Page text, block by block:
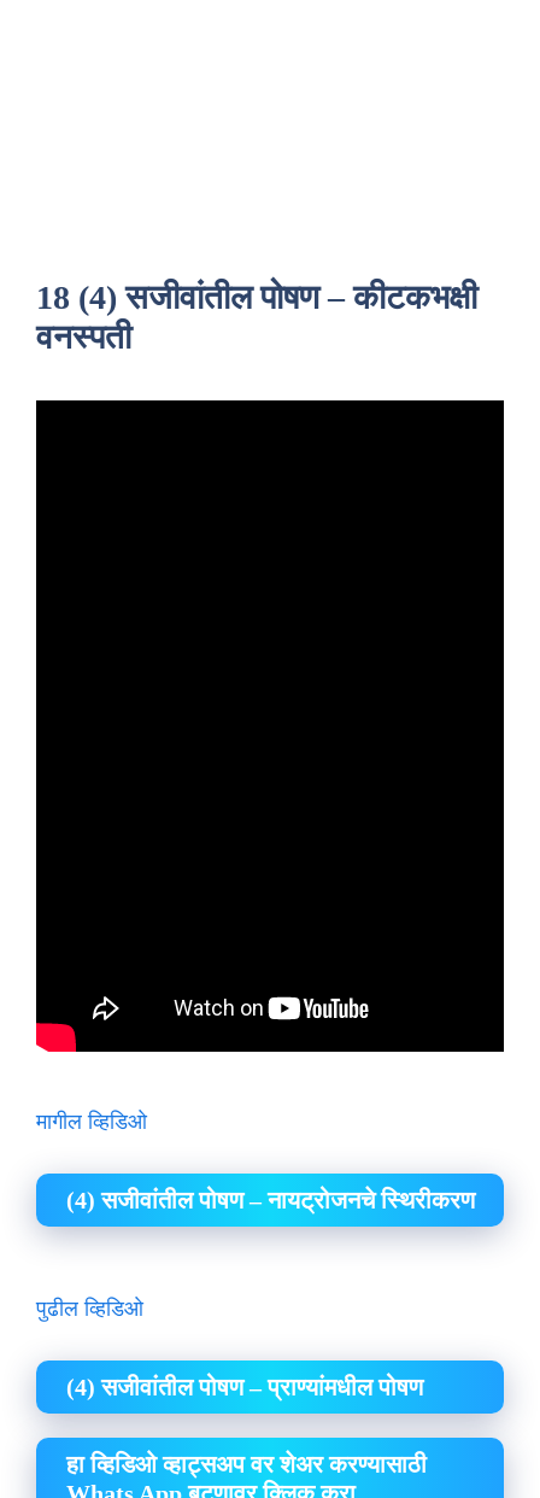
18 (4) सजीवांतील पोषण – कीटकभक्षी
वनस्पती
मागील व्हिडिओ
(4) सजीवांतील पोषण – नायट्रोजनचे स्थिरीकरण
पुढील व्हिडिओ
(4) सजीवांतील पोषण – प्राण्यांमधील पोषण
हा व्हिडिओ व्हाट्सअप वर शेअर करण्यासाठी